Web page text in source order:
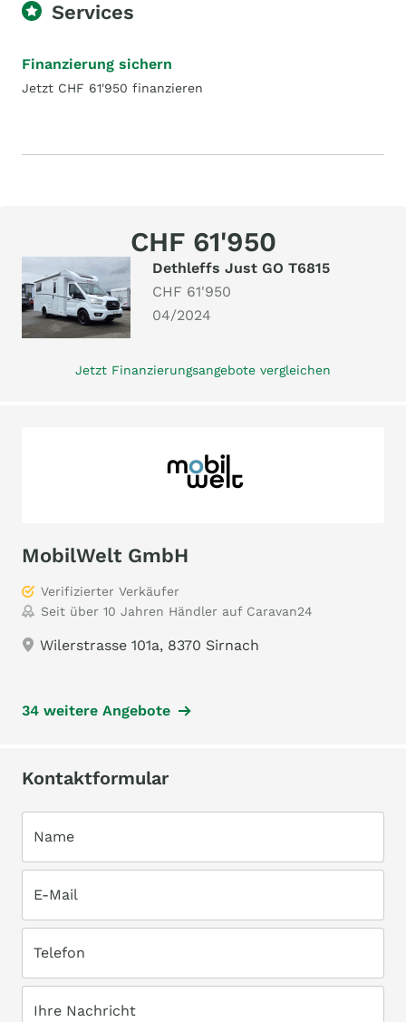
Services
Finanzierung sichern
Jetzt CHF 61'950 finanzieren
CHF 61'950
Dethleffs Just GO T6815
CHF 61'950
04/2024
Jetzt Finanzierungsangebote vergleichen
MobilWelt GmbH
Verifizierter Verkäufer
Seit über 10 Jahren Händler auf Caravan24
Wilerstrasse 101a, 8370 Sirnach
34 weitere Angebote
Kontaktformular
Name
E-Mail
Telefon
Ihre Nachricht